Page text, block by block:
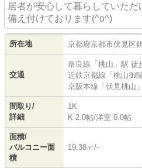
居者が安心して暮らしていた
備え付けております(^o^)
所在地 京都府京都市伏見区
交通
奈良線 「 桃山 」駅 徒
近鉄京都線 「 桃山御
京阪本線 「 伏見桃山
間取り/
詳細
1K
K 2.0帖/洋室 6.0帖
面積/
バルコニー面
積
19.38㎡/-